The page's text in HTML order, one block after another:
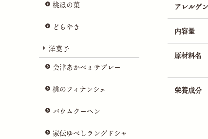
桃ほの菓
どらやき
洋菓子
会津あかべぇサブレー
桃のフィナンシェ
バウムクーヘン
家伝ゆべしラングドシャ
アレルゲ
内容量
原材料名
栄養成分